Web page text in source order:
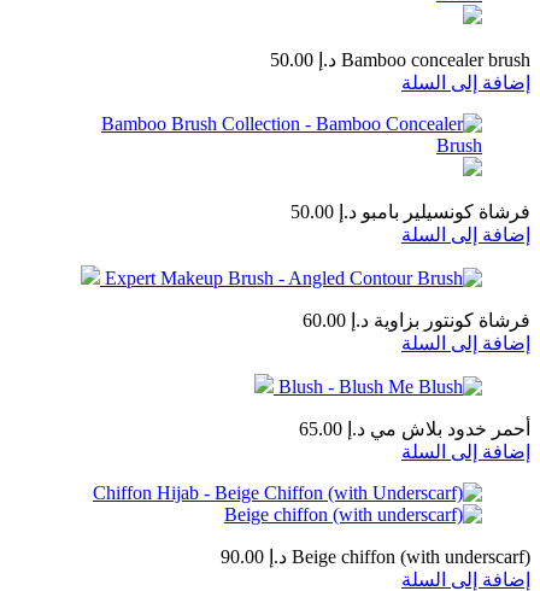
Bamboo concealer brush د.إ
إضافة إلى السلة
فرشاة كونسيلير بامبو د.إ
إضافة إلى السلة
فرشاة كونتور بزاوية د.إ
إضافة إلى السلة
أحمر خدود بلاش مي د.إ
إضافة إلى السلة
Beige chiffon (with underscarf) د.إ
إضافة إلى السلة